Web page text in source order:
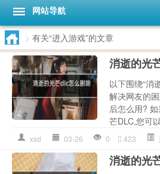
网站导航
> 有关“进入游戏”的文章
消逝的光
以下围绕“消
解决网友的
后怎么用?
芒DLC,您可
xsd 03-26 0 423
消逝的光